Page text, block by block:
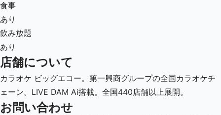
食事
あり
飲み放題
あり
店舗について
カラオケ ビッグエコー。第一興商グループの全国カラオケチ
ェーン。LIVE DAM Ai搭載。全国440店舗以上展開。
お問い合わせ